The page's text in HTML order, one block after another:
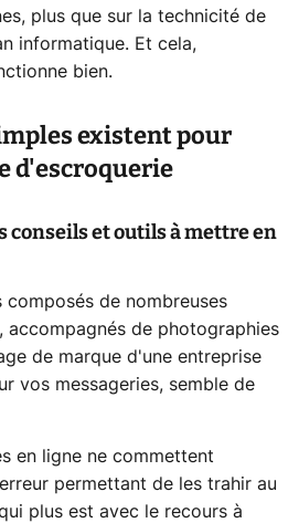
plus que sur la technicité de
informatique. Et cela,
bien.
existent pour
d'escroquerie
conseils et outils à mettre en
composés de nombreuses
de photographies
de marque d'une entreprise
vos messageries, semble de
en ligne ne commettent
permettant de les trahir au
plus est avec le recours à